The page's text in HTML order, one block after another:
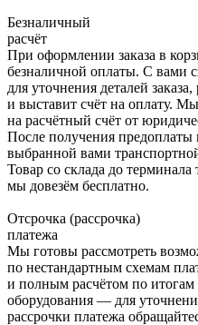
Безналичный
расчёт
При оформлении заказа в
безналичной оплаты. С вами
для уточнения деталей
и выставит счёт на оплату.
на расчётный счёт от
После получения предоплаты
выбранной вами
Товар со склада до
мы довезём бесплатно.
Отсрочка (рассрочка)
платежа
Мы готовы рассмотреть
по нестандартным схемам
и полным расчётом по итогам
оборудования — для
рассрочки платежа